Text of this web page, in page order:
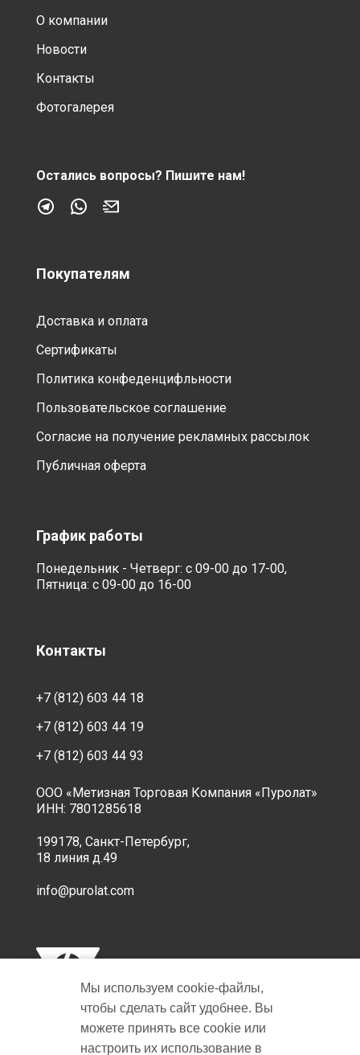
О компании
Новости
Контакты
Фотогалерея
Остались вопросы? Пишите нам!
Покупателям
Доставка и оплата
Сертификаты
Политика конфеденцифльности
Пользовательское соглашение
Согласие на получение рекламных рассылок
Публичная оферта
График работы
Понедельник - Четверг: с 09-00 до 17-00,
Пятница: с 09-00 до 16-00
Контакты
+7 (812) 603 44 18
+7 (812) 603 44 19
+7 (812) 603 44 93
ООО «Метизная Торговая Компания «Пуролат»
ИНН: 7801285618
199178, Санкт-Петербург,
18 линия д.49
info@purolat.com
Мы используем cookie‑файлы,
чтобы сделать сайт удобнее. Вы
можете принять все cookie или
настроить их использование в